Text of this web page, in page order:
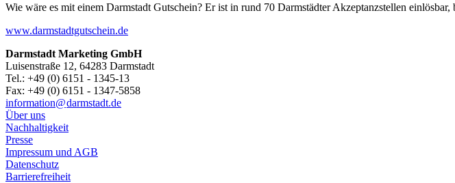
Wie wäre es mit einem Darmstadt Gutschein? Er ist in rund 70 Darmstädter Akzeptanzstellen
www.darmstadtgutschein.de
Darmstadt Marketing GmbH
Luisenstraße 12, 64283 Darmstadt
Tel.: +49 (0) 6151 - 1345-13
Fax: +49 (0) 6151 - 1347-5858
information@darmstadt.de
Über uns
Nachhaltigkeit
Presse
Impressum und AGB
Datenschutz
Barrierefreiheit